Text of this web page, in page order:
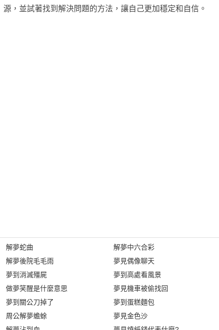
源，並試著找到解決問題的方法，讓自己更加穩定和自信。
解夢蛇曲
解夢後院毛毛雨
夢到消滅殭屍
做夢笑醒是什麼意思
夢到關公刀掉了
周公解夢蟾蜍
解夢中六合彩
夢見偶像聊天
夢到高處看風景
夢見機車被偷找回
夢到蛋糕麵包
夢見金色沙